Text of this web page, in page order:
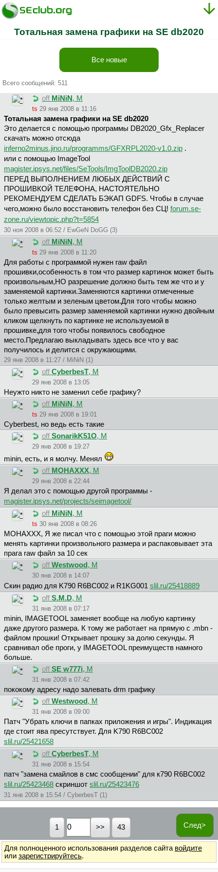
Тотальная замена графики на SE db2020
Все новые
Всего сообщений: 511
off MiNiN , М
ts 29 янв 2008 в 11:16
Тотальная замена графики на SE db2020
Это делается с помощью программы DB2020_Gfx_Replacer
скачать можно отсюда
inferno2minus.jino.ru/programms/GFXRPL2020-v1.0.zip .
или с помощью ImageTool
magister.ipsys.net/files/SeTools/ImgToolDB2020.zip
ПЕРЕД ВЫПОЛНЕНИЕМ ЛЮБЫХ ДЕЙСТВИЙ С
ПРОШИВКОЙ ТЕЛЕФОНА, НАСТОЯТЕЛЬНО
РЕКОМЕНДУЕМ СДЕЛАТЬ БЭКАП GDFS. Чтобы в случае
чего,можно было восстановить телефон без СЦ! forum.se-
zone.ru/viewtopic.php?t=5854
30 ноя 2008 в 06:52 / EwGeN DoGG (3)
off MiNiN , М
ts 29 янв 2008 в 11:20
Для работы с программой нужен raw файл
прошивки,особенность в том что размер картинок может быть
произвольным,НО разрешение должно быть тем же что и у
заменяемой картинки.Заменяются картинки отмеченные
только желтым и зеленым цветом.Для того чтобы можно
было превысить размер заменяемой картинки нужно двойным
кликом щелкнуть по картинке не используемой в
прошивке,для того чтобы появилось свободное
место.Предлагаю выкладывать здесь все что у вас
получилось и делится с окружающими.
29 янв 2008 в 11:27 / MiNiN (1)
off CyberbesT, М
29 янв 2008 в 13:05
Неужто никто не заменил себе графику?
off MiNiN , М
ts 29 янв 2008 в 19:01
Cyberbest, но ведь есть такие
off SonarikK51O, М
29 янв 2008 в 19:27
minin, есть, и я молчу. Менял
off MOHAXXX, М
29 янв 2008 в 22:44
Я делал это с помощью другой программы -
magister.ipsys.net/projects/seimagetool/
off MiNiN , М
ts 30 янв 2008 в 08:26
MOHAXXX, Я же писал что с помощью этой праги можно
менять картинки произвольного размера и распаковывает эта
прага raw файл за 10 сек
off Westwood , М
30 янв 2008 в 14:07
Cкин радио для K790 R6BC002 и R1KG001 slil.ru/25418889
off S.M.D, М
31 янв 2008 в 07:17
minin, IMAGETOOL заменяет вообще на любую картинку
даже другого размера. К тому же работает на прямую с .mbn -
файлом прошки! Открывает прошку за долю секунды. Я
сравнивал обе проги, у IMAGETOOL преимуществ намного
больше.
off SE w777i, М
31 янв 2008 в 07:42
пококому адресу надо залевать drm графику
off Westwood, М
31 янв 2008 в 09:00
Патч "Убрать ключи в папках приложения и игры". Индикация
где стоит ява пресутствует. Для K790 R6BC002
slil.ru/25421658
off CyberbesT, М
31 янв 2008 в 15:54
патч "замена смайлов в смс сообщении" для к790 R6BC002
slil.ru/25423468 скриншот slil.ru/25423476
31 янв 2008 в 15:54 / CyberbesT (1)
След>
1 43
Для полноценного использования разделов сайта войдите
или зарегистрируйтесь.